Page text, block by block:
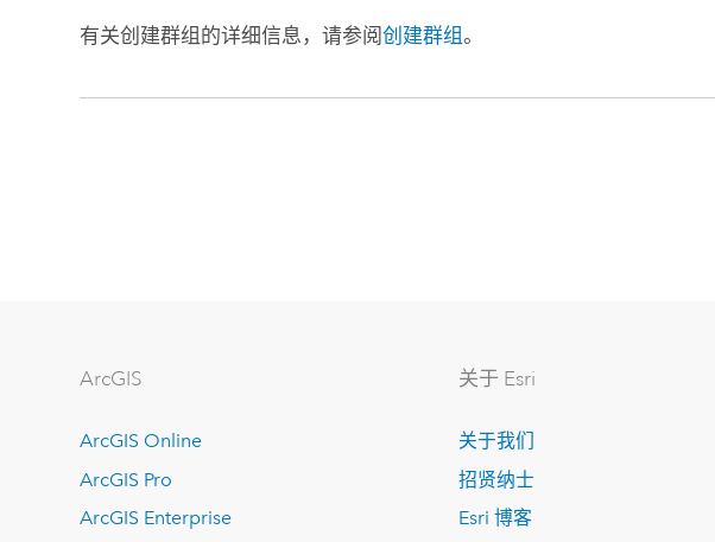
有关创建群组的详细信息，请参阅创建群组。
ArcGIS
ArcGIS Online
ArcGIS Pro
ArcGIS Enterprise
关于 Esri
关于我们
招贤纳士
Esri 博客